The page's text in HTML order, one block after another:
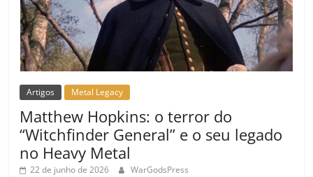
Artigos Metal Legacy
Matthew Hopkins: o terror do
“Witchfinder General” e o seu legado
no Heavy Metal
22 de junho de 2026 WarGodsPress